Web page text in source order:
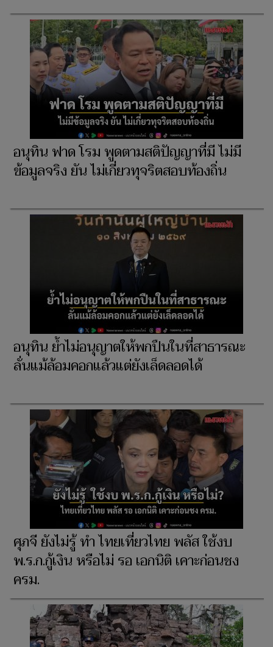
อนุทิน ฟาด โรม พูดตามสติปัญญาที่มี ไม่มี
ข้อมูลจริง ยัน ไม่เกี่ยวทุจริตสอบท้องถิ่น
อนุทิน ย้ำไม่อนุญาตให้พกปืนในที่สาธารณะ
ลั่นแม้ล้อมคอกแล้วแต่ยังเล็ดลอดได้
ศุภจี ยังไม่รู้ ทำ ไทยเที่ยวไทย พลัส ใช้งบ
พ.ร.ก.กู้เงิน หรือไม่ รอ เอกนิติ เคาะก่อนชง
ครม.